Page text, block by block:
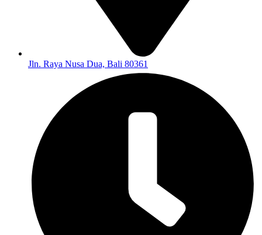
Jln. Raya Nusa Dua, Bali 80361